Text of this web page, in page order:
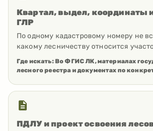
Квартал, выдел, координаты
ГЛР
По одному кадастровому номеру не
какому лесничеству относится
Где искать: Во ФГИС ЛК, материалах
лесного реестра и документах по
ПДЛУ и проект освоения